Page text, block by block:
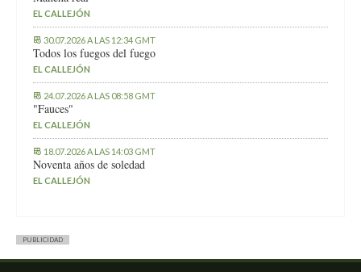
EL CALLEJÓN
30.07.2026 A LAS 12:34 GMT
Todos los fuegos del fuego
EL CALLEJÓN
24.07.2026 A LAS 08:58 GMT
"Fauces"
EL CALLEJÓN
18.07.2026 A LAS 14:03 GMT
Noventa años de soledad
EL CALLEJÓN
PUBLICIDAD